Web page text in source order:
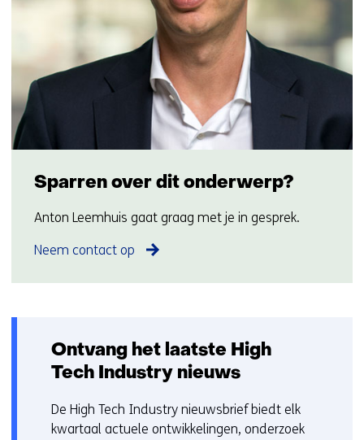
Sparren over dit onderwerp?
Anton Leemhuis gaat graag met je in gesprek.
Neem contact op
Ontvang het laatste High
Tech Industry nieuws
De High Tech Industry nieuwsbrief biedt elk
kwartaal actuele ontwikkelingen, onderzoek